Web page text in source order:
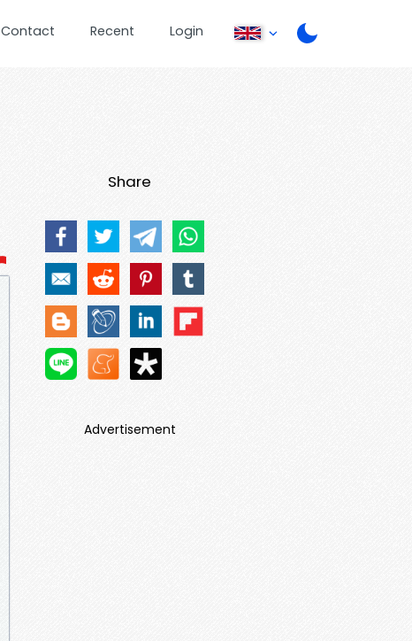
Contact Recent Login
Share
Advertisement